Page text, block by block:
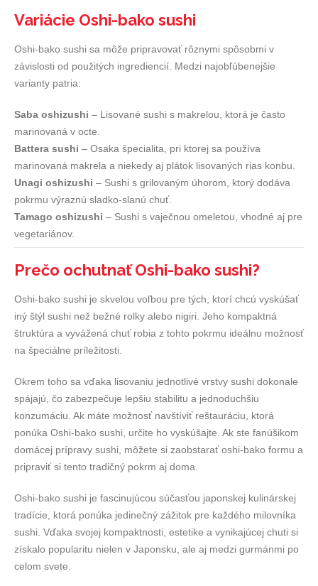
Variácie Oshi-bako sushi
Oshi-bako sushi sa môže pripravovať rôznymi spôsobmi v
závislosti od použitých ingrediencií. Medzi najobľúbenejšie
varianty patria:
Saba oshizushi – Lisované sushi s makrelou, ktorá je často
marinovaná v octe.
Battera sushi – Osaka špecialita, pri ktorej sa používa
marinovaná makrela a niekedy aj plátok lisovaných rias konbu.
Unagi oshizushi – Sushi s grilovaným úhorom, ktorý dodáva
pokrmu výraznú sladko-slanú chuť.
Tamago oshizushi – Sushi s vaječnou omeletou, vhodné aj pre
vegetariánov.
Prečo ochutnať Oshi-bako sushi?
Oshi-bako sushi je skvelou voľbou pre tých, ktorí chcú vyskúšať
iný štýl sushi než bežné rolky alebo nigiri. Jeho kompaktná
štruktúra a vyvážená chuť robia z tohto pokrmu ideálnu možnosť
na špeciálne príležitosti.
Okrem toho sa vďaka lisovaniu jednotlivé vrstvy sushi dokonale
spájajú, čo zabezpečuje lepšiu stabilitu a jednoduchšiu
konzumáciu. Ak máte možnosť navštíviť reštauráciu, ktorá
ponúka Oshi-bako sushi, určite ho vyskúšajte. Ak ste fanúšikom
domácej prípravy sushi, môžete si zaobstarať oshi-bako formu a
pripraviť si tento tradičný pokrm aj doma.
Oshi-bako sushi je fascinujúcou súčasťou japonskej kulinárskej
tradície, ktorá ponúka jedinečný zážitok pre každého milovníka
sushi. Vďaka svojej kompaktnosti, estetike a vynikajúcej chuti si
získalo popularitu nielen v Japonsku, ale aj medzi gurmánmi po
celom svete.